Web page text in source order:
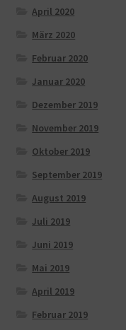
April 2020
März 2020
Februar 2020
Januar 2020
Dezember 2019
November 2019
Oktober 2019
September 2019
August 2019
Juli 2019
Juni 2019
Mai 2019
April 2019
Februar 2019